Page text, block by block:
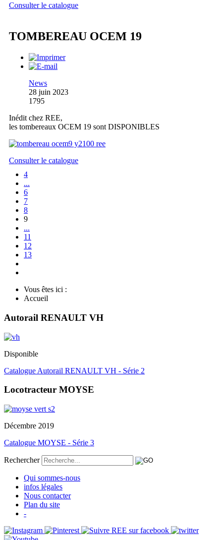
Consulter le catalogue
TOMBEREAU OCEM 19
News
28 juin 2023
1795
Inédit chez REE,
les tombereaux OCEM 19 sont DISPONIBLES
Consulter le catalogue
4
...
6
7
8
9
...
11
12
13
Vous êtes ici :
Accueil
Autorail RENAULT VH
Disponible
Catalogue Autorail RENAULT VH - Série 2
Locotracteur MOYSE
Décembre 2019
Catalogue MOYSE - Série 3
Rechercher
Qui sommes-nous
infos légales
Nous contacter
Plan du site
-